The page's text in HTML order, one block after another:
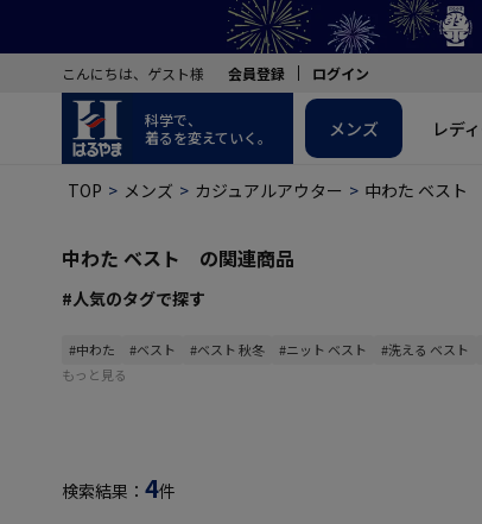
こんにちは、ゲスト様 会員登録 ログイン
科学で、
着るを変えていく。
メンズ レデ
TOP メンズ カジュアルアウター 中わた ベスト
中わた ベスト の関連商品
#人気のタグで探す
#中わた #ベスト #ベスト 秋冬 #ニット ベスト #洗える ベスト
もっと見る
検索結果： 4件